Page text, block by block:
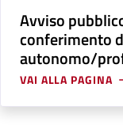
Avviso
conferimento
autonomo/
VAI ALLA PAGINA